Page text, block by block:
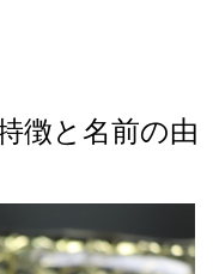
徴と名前の由